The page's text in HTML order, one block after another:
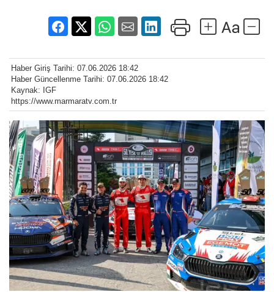
Haber Giriş Tarihi: 07.06.2026 18:42
Haber Güncellenme Tarihi: 07.06.2026 18:42
Kaynak: IGF
https://www.marmaratv.com.tr